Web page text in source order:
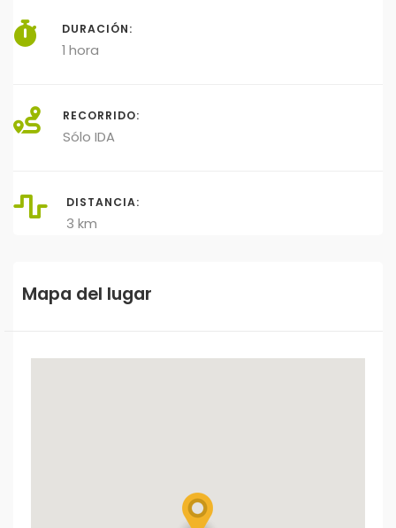
DURACIÓN:
1 hora
RECORRIDO:
Sólo IDA
DISTANCIA:
3 km
Mapa del lugar